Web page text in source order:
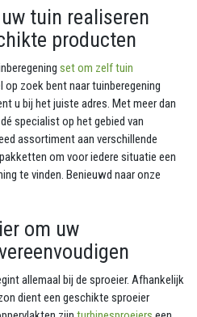
tuin realiseren
producten
set om zelf tuin
op zoek bent naar tuinberegening
u bij het juiste adres. Met meer dan
specialist op het gebied van
assortiment aan verschillende
om voor iedere situatie een
te vinden. Benieuwd naar onze
om uw
allemaal bij de sproeier. Afhankelijk
dient een geschikte sproeier
zijn turbinesproeiers een